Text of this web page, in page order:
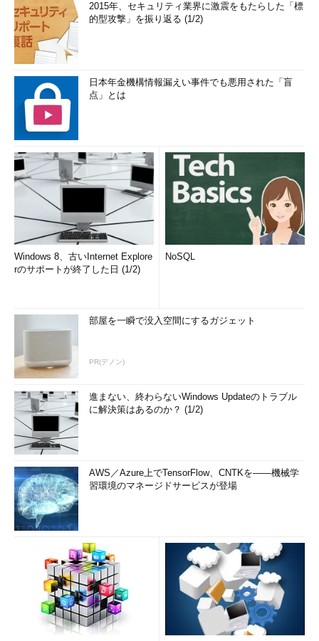
2015年、セキュリティ業界に激震をもたらした「標
的型攻撃」を振り返る (1/2)
日本年金機構情報漏えい事件でも悪用された「盲
点」とは
Windows 8、古いInternet Explore
rのサポートが終了した日 (1/2)
NoSQL
部屋を一瞬で没入空間にするガジェット
PR(デノン)
進まない、終わらないWindows Updateのトラブル
に解決策はあるのか？ (1/2)
AWS／Azure上でTensorFlow、CNTKを――機械学
習環境のマネージドサービスが登場